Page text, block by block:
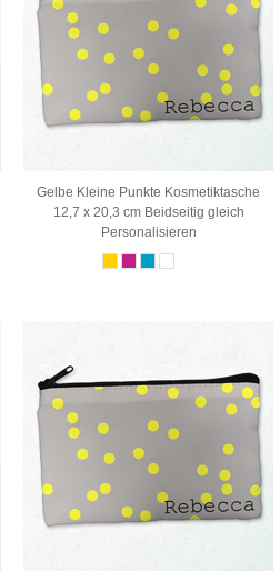
Gelbe Kleine Punkte Kosmetiktasche
12,7 x 20,3 cm Beidseitig gleich
Personalisieren